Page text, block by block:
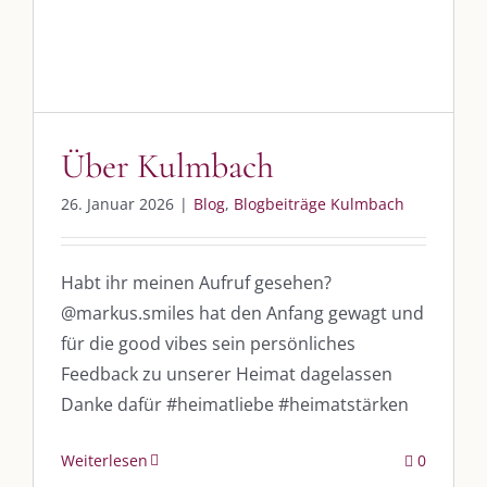
Über Kulmbach
26. Januar 2026 | Blog, Blogbeiträge Kulmbach
Habt ihr meinen Aufruf gesehen?
@markus.smiles hat den Anfang gewagt und
für die good vibes sein persönliches
Feedback zu unserer Heimat dagelassen
Danke dafür #heimatliebe #heimatstärken
Weiterlesen 0